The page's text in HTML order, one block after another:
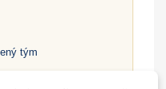
tým